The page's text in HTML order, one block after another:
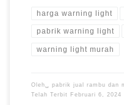
harga warning light
pabrik warning light
warning light murah
Oleh␣ pabrik jual rambu dan
Telah Terbit
Februari 6, 2024